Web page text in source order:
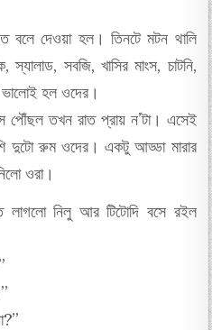
দেওয়া হল। তিনটে মটন থালি
সবজি, খাসির মাংস, চাটনি,
হল ওদের।
পৌঁছল তখন রাত প্রায় ন’টা। এসেই
দুটো রুম ওদের। একটু আড্ডা মারার
ওরা।
লাগলো নিলু আর টিটোদি বসে রইল